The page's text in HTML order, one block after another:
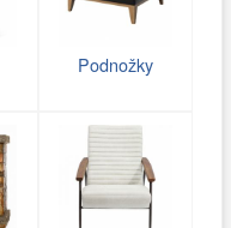
Podnožky